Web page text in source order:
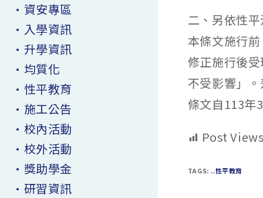
二、另依性
本條文施行
修正施行後
不受影響」
條文自113年
Post
TAGS: ..性平教育
•資安專區
•入學資訊
•升學資訊
•均質化
•性平教育
•施工公告
•校內活動
•校外活動
•獎助學金
•研習資訊